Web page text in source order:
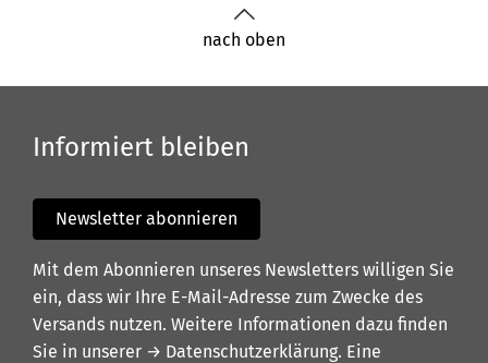
nach oben
Informiert bleiben
Newsletter abonnieren
Mit dem Abonnieren unseres Newsletters willigen Sie
ein, dass wir Ihre E-Mail-Adresse zum Zwecke des
Versands nutzen. Weitere Informationen dazu finden
Sie in unserer → Datenschutzerklärung. Eine